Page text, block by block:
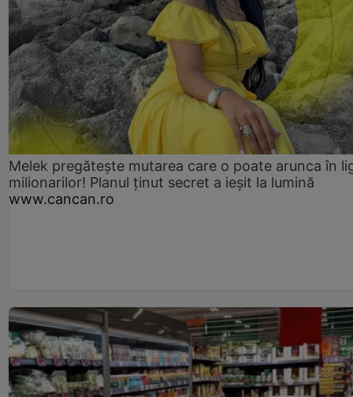
Melek pregătește mutarea care o poate arunca în
milionarilor! Planul ținut secret a ieșit la lumină
www.cancan.ro